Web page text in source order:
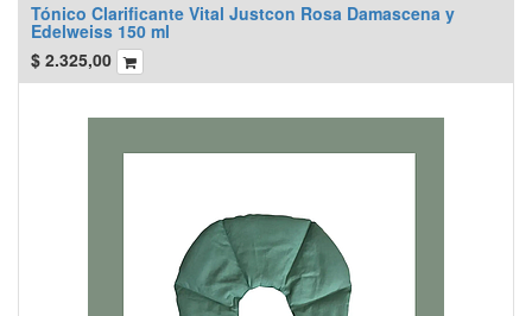
Tónico Clarificante Vital Justcon Rosa Damascena y
Edelweiss 150 ml
$ 2.325,00